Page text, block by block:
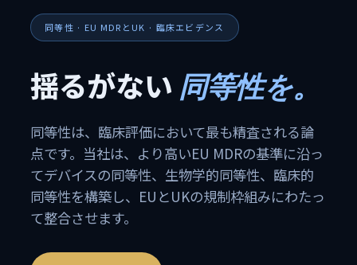
同等性 · EU MDRとUK · 臨床エビデンス
揺るがない 同等性を。
同等性は、臨床評価において最も精査される論
点です。当社は、より高いEU MDRの基準に沿っ
てデバイスの同等性、生物学的同等性、臨床的
同等性を構築し、EUとUKの規制枠組みにわたっ
て整合させます。